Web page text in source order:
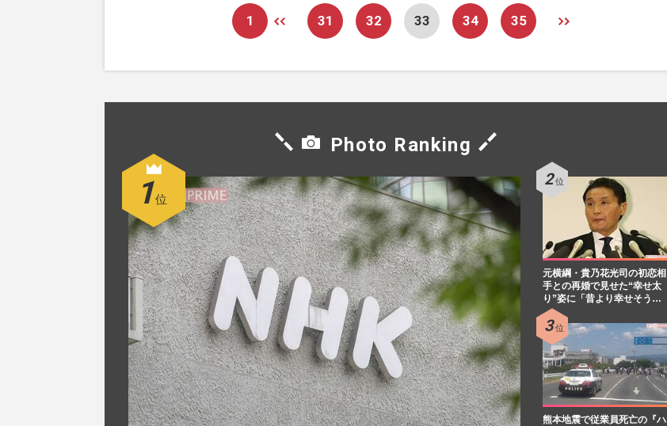
1 31 32 33 34 35
Photo Ranking
元横綱・貴乃花光司の初恋相
手との再婚で見せた“幸せ太
り”姿に「昔より幸せそう…
熊本地震で従業員死亡の『ハ